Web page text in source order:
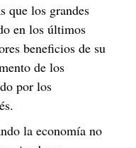
que los grandes
en los últimos
beneficios de su
de los
por los
la economía no